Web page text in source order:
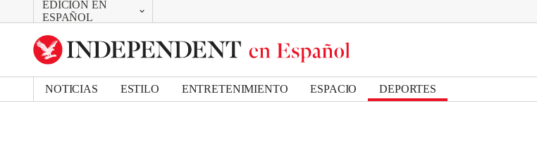
EDICIÓN EN
ESPAÑOL
CAMBIAR
UK Edition
US Edition
NOTICIAS ESTILO ENTRETENIMIENTO ESPACIO DEPORTES
Bookmark popover
Removed from bookmarks
Close popover